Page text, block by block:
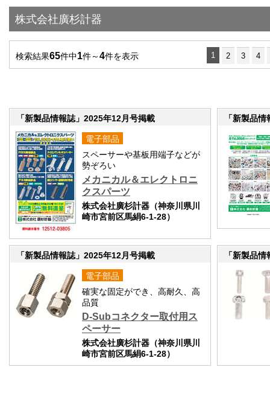
株式会社廣杉計器
検索結果65件中1件～4件を表示 1 2 3 4
「新製品情報誌」2025年12月号掲載
電子部品
スペーサーや基板用端子などが
勢ぞろい
メカニカル＆エレクトロニ
クスパーツ
株式会社廣杉計器（神奈川県川
崎市宮前区馬絹6-1-28）
「新製品
「新製品情報誌」2025年12月号掲載
電子部品
確実な固定ができ、高耐久、高
品質
D-Subコネクター取付用ス
ペーサー
株式会社廣杉計器（神奈川県川
崎市宮前区馬絹6-1-28）
「新製品